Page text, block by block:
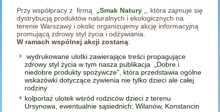
Przy współpracy z firmą „Smak Natury
, która zajmuje się
dystrybucją produktów naturalnych i ekologicznych na
terenie Warszawy i okolic organizujemy akcję informacyjną
promującą zdrowy styl życia i odżywiania.
W ramach wspólnej akcji zostaną:
wydrukowane ulotki zawierające treści propagujące
zdrowy styl życia w tym nasza publikacja „Dobre i
niedobre produkty spożywcze”, która przedstawia ogólne
wskazówki dotyczące żywienia nie tylko dzieci ale całej
rodziny
kolportaż ulotek wśród rodziców dzieci z terenu
Ursynowa, ewentualnie sąsiednich; Wilanów, Konstancin